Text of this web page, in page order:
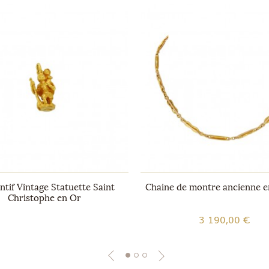
Vintage Statuette Saint
Christophe en Or
Chaine de montre ancienne
3 190,00 €